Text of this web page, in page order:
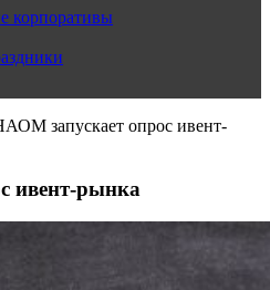
корпоративы
запускает опрос ивент-
ивент-рынка